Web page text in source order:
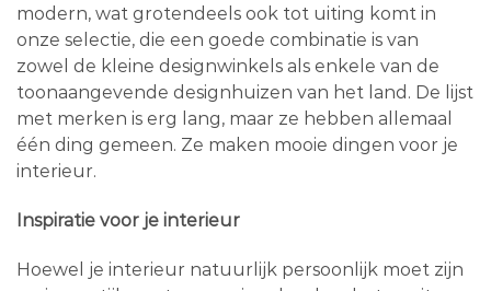
modern, wat grotendeels ook tot uiting komt in
onze selectie, die een goede combinatie is van
zowel de kleine designwinkels als enkele van de
toonaangevende designhuizen van het land. De lijst
met merken is erg lang, maar ze hebben allemaal
één ding gemeen. Ze maken mooie dingen voor je
interieur.
Inspiratie voor je interieur
Hoewel je interieur natuurlijk persoonlijk moet zijn